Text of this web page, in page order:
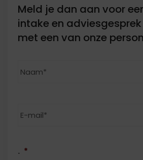
Meld je dan aan voor
intake en
met een van onze
mailadres
. *